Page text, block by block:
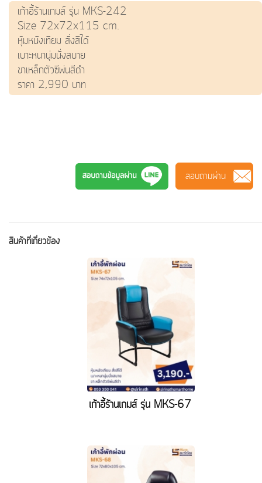
เก้าอี้ร้านเกมส์ รุ่น MKS-242
Size 72x72x115 cm.
หุ้มหนังเทียม สั่งสีได้
เบาะหนานุ่มนั่งสบาย
ขาเหล็กตัวซีพ่นสีดำ
ราคา 2,990 บาท
สอบถามผ่าน
สินค้าที่เกี่ยวข้อง
เก้าอี้ร้านเกมส์ รุ่น MKS-67